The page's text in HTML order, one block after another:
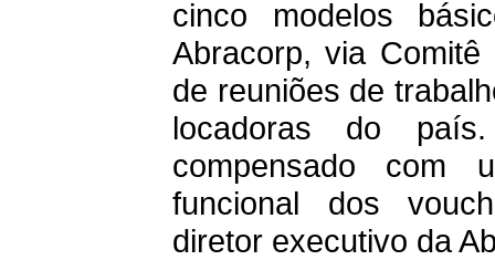
cinco modelos
Abracorp, via
de reuniões de
locadoras do
compensado com
funcional dos
diretor executivo da